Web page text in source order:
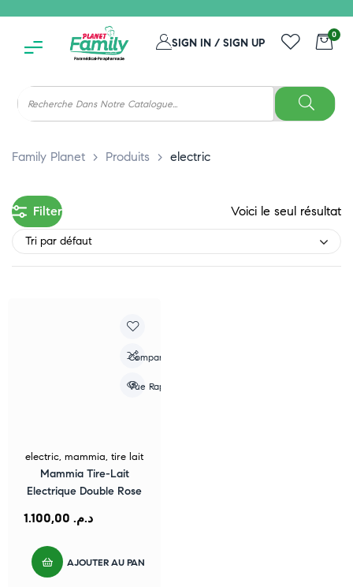
SIGN IN / SIGN UP
0
Family Planet > Produits > electric
Filter Voici le seul résultat
Tri par défaut
Compare
Vue Rapide
electric, mammia, tire lait
Mammia Tire-Lait
Electrique Double Rose
د.م.
AJOUTER AU PANIER